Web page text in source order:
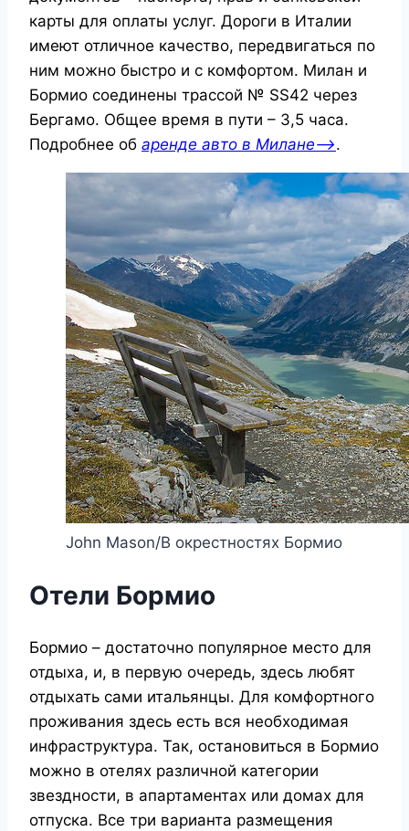
карты для оплаты услуг. Дороги в Италии
имеют отличное качество, передвигаться по
ним можно быстро и с комфортом. Милан и
Бормио соединены трассой № SS42 через
Бергамо. Общее время в пути – 3,5 часа.
Подробнее об аренде авто в Милане—>.
John Mason/В окрестностях Бормио
Отели Бормио
Бормио – достаточно популярное место для
отдыха, и, в первую очередь, здесь любят
отдыхать сами итальянцы. Для комфортного
проживания здесь есть вся необходимая
инфраструктура. Так, остановиться в Бормио
можно в отелях различной категории
звездности, в апартаментах или домах для
отпуска. Все три варианта размещения